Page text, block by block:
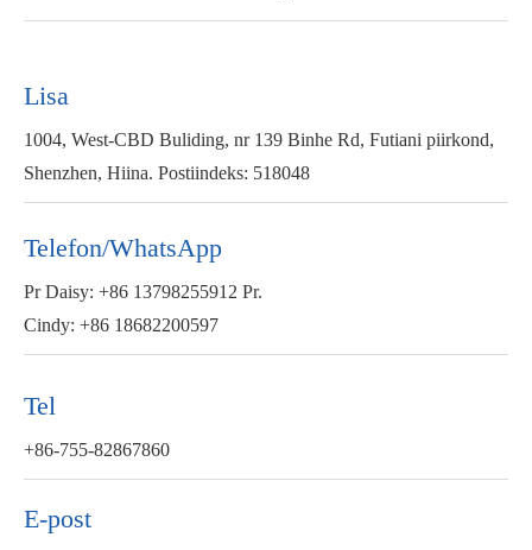
Lisa
1004, West-CBD Buliding, nr 139 Binhe Rd, Futiani piirkond,
Shenzhen, Hiina. Postiindeks: 518048
Telefon/WhatsApp
Pr Daisy: +86 13798255912 Pr.
Cindy: +86 18682200597
Tel
+86-755-82867860
E-post